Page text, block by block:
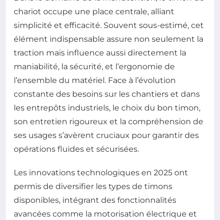
chariot occupe une place centrale, alliant
simplicité et efficacité. Souvent sous-estimé, cet
élément indispensable assure non seulement la
traction mais influence aussi directement la
maniabilité, la sécurité, et l’ergonomie de
l’ensemble du matériel. Face à l’évolution
constante des besoins sur les chantiers et dans
les entrepôts industriels, le choix du bon timon,
son entretien rigoureux et la compréhension de
ses usages s’avèrent cruciaux pour garantir des
opérations fluides et sécurisées.
Les innovations technologiques en 2025 ont
permis de diversifier les types de timons
disponibles, intégrant des fonctionnalités
avancées comme la motorisation électrique et